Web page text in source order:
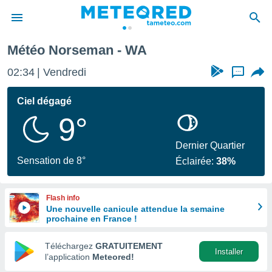
de
en
Météo Norseman - WA
02:34 Vendredi ...
Ciel dégagé
9°
Sensation de 8°
Dernier Quartier
Éclairée:38%
Flash info
Une nouvelle canicule attendue la semaine
prochaine en France !
Téléchargez GRATUITEMENT
l’application Meteored!
Installer